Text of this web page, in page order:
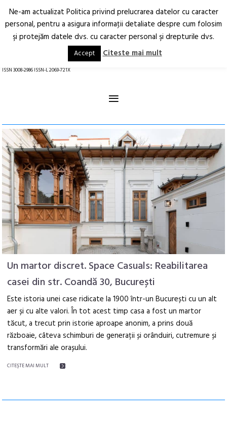
Arhitectură.
Oraș.
RO EN
ISSN 3008-2986 ISSN-L 2069-721X
≡
Un martor discret. Space Casuals: Reabilitarea
casei din str. Coandă 30, București
Este istoria unei case ridicate la 1900 într-un București cu un alt
aer și cu alte valori. În tot acest timp casa a fost un martor
tăcut, a trecut prin istorie aproape anonim, a prins două
războaie, câteva schimburi de generații și orânduiri, cutremure și
transformări ale orașului.
CITEŞTE MAI MULT
Ne-am actualizat Politica privind prelucrarea datelor cu caracter
personal, pentru a asigura informaţii detaliate despre cum folosim
şi protejăm datele dvs. cu caracter personal şi drepturile dvs.
Accept Citeste mai mult